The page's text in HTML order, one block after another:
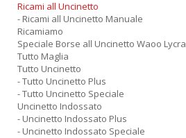
Ricami all Uncinetto
- Ricami all Uncinetto Manuale
Ricamiamo
Speciale Borse all Uncinetto Waoo Lycra
Tutto Maglia
Tutto Uncinetto
- Tutto Uncinetto Plus
- Tutto Uncinetto Speciale
Uncinetto Indossato
- Uncinetto Indossato Plus
- Uncinetto Indossato Speciale